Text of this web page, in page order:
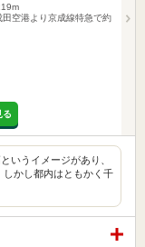
空港より京成線特急で約
る
いうイメージがあり、
かし都内はともかく千